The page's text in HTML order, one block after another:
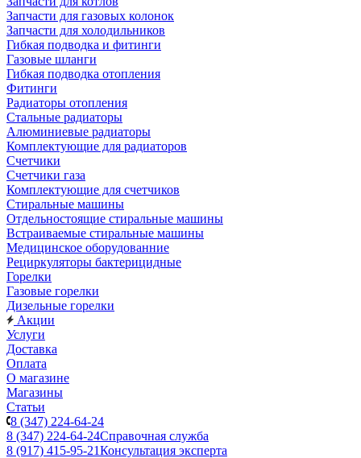
Запчасти для газовых колонок
Запчасти для холодильников
Гибкая подводка и фитинги
Газовые шланги
Гибкая подводка отопления
Фитинги
Радиаторы отопления
Стальные радиаторы
Алюминиевые радиаторы
Комплектующие для радиаторов
Счетчики
Счетчики газа
Комплектующие для счетчиков
Стиральные машины
Отдельностоящие стиральные машины
Встраиваемые стиральные машины
Медицинское оборудованние
Рециркуляторы бактерицидные
Горелки
Газовые горелки
Дизельные горелки
Акции
Услуги
Доставка
Оплата
О магазине
Магазины
Статьи
8 (347) 224-64-24
8 (347) 224-64-24Справочная служба
8 (917) 415-95-21Консультация эксперта